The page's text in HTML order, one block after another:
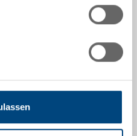
Oberflächenwiderstand
1/8, aussen